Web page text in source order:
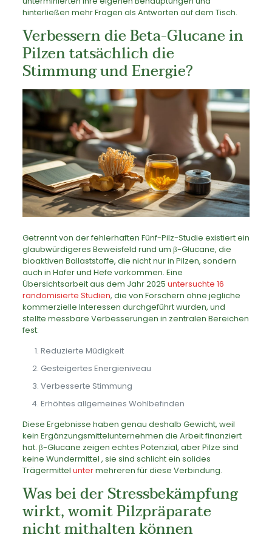
hinterließen mehr Fragen als Antworten auf dem Tisch.
Verbessern die Beta-Glucane in
Pilzen tatsächlich die
Stimmung und Energie?
Getrennt von der fehlerhaften Fünf-Pilz-Studie existiert ein
glaubwürdigeres Beweisfeld rund um β-Glucane, die
bioaktiven Ballaststoffe, die nicht nur in Pilzen, sondern
auch in Hafer und Hefe vorkommen. Eine
Übersichtsarbeit aus dem Jahr 2025 untersuchte 16
randomisierte Studien, die von Forschern ohne jegliche
kommerzielle Interessen durchgeführt wurden, und
stellte messbare Verbesserungen in zentralen Bereichen
fest:
Reduzierte Müdigkeit
Gesteigertes Energieniveau
Verbesserte Stimmung
Erhöhtes allgemeines Wohlbefinden
Diese Ergebnisse haben genau deshalb Gewicht, weil
kein Ergänzungsmittelunternehmen die Arbeit finanziert
hat. β-Glucane zeigen echtes Potenzial, aber Pilze sind
keine Wundermittel , sie sind schlicht ein solides
Trägermittel untermehreren für diese Verbindung.
Was bei der Stressbekämpfung
wirkt, womit Pilzpräparate
nicht mithalten können